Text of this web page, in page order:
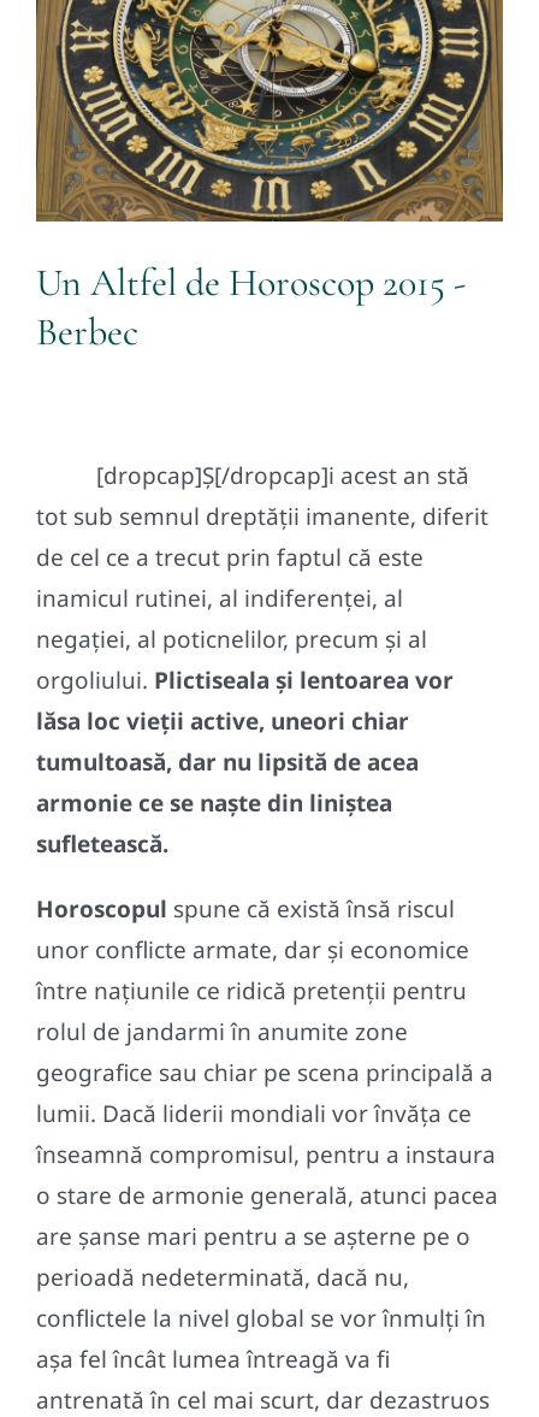
Un Altfel de Horoscop 2015 -
Berbec
[dropcap]Ș[/dropcap]i acest an stă
tot sub semnul dreptății imanente, diferit
de cel ce a trecut prin faptul că este
inamicul rutinei, al indiferenței, al
negației, al poticnelilor, precum și al
orgoliului. Plictiseala și lentoarea vor
lăsa loc vieții active, uneori chiar
tumultoasă, dar nu lipsită de acea
armonie ce se naște din liniștea
sufletească.
Horoscopul spune că există însă riscul
unor conflicte armate, dar și economice
între națiunile ce ridică pretenții pentru
rolul de jandarmi în anumite zone
geografice sau chiar pe scena principală a
lumii. Dacă liderii mondiali vor învăța ce
înseamnă compromisul, pentru a instaura
o stare de armonie generală, atunci pacea
are șanse mari pentru a se așterne pe o
perioadă nedeterminată, dacă nu,
conflictele la nivel global se vor înmulți în
așa fel încât lumea întreagă va fi
antrenată în cel mai scurt, dar dezastruos